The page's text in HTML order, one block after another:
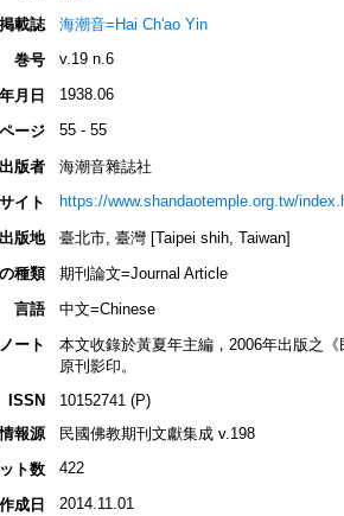
掲載誌
海潮音=Hai Ch'ao Yin
巻号
v.19 n.6
月日 1938.06
ページ 55 - 55
出版者
海潮音雜誌社
イト
https://www.shandaotemple.org.tw/
出版地
臺北市, 臺灣 [Taipei shih, Taiwan]
種類
期刊論文=Journal Article
言語
中文=Chinese
ノート
本文收錄於黃夏年主編，2006年出版之
原刊影印。
ISSN
10152741 (P)
報源
民國佛教期刊文獻集成 v.198
ト数
422
作成日 2014.11.01